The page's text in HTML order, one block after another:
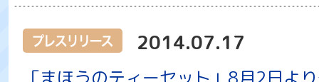
2014.07.17